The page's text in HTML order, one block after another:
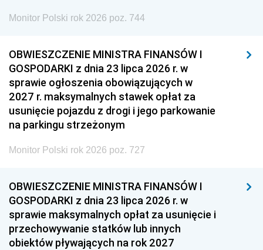
Monitor Polski rok 2026 poz. 744
OBWIESZCZENIE MINISTRA FINANSÓW I
GOSPODARKI z dnia 23 lipca 2026 r. w
sprawie ogłoszenia obowiązujących w
2027 r. maksymalnych stawek opłat za
usunięcie pojazdu z drogi i jego parkowanie
na parkingu strzeżonym
Monitor Polski rok 2026 poz. 727
OBWIESZCZENIE MINISTRA FINANSÓW I
GOSPODARKI z dnia 23 lipca 2026 r. w
sprawie maksymalnych opłat za usunięcie i
przechowywanie statków lub innych
obiektów pływających na rok 2027